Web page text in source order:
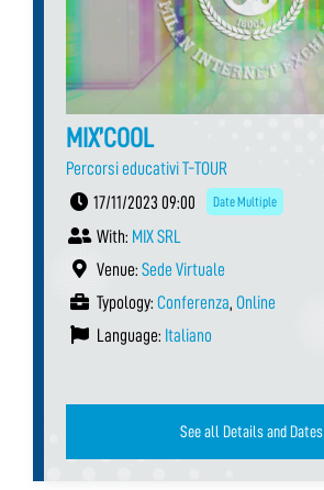
MIX’COOL
Percorsi educativi T-TOUR
17/11/2023 09:00
Date Multiple
With: MIX SRL
Venue: Sede Virtuale
Typology: Conferenza, Online
Language: Italiano
See all Details and Dates